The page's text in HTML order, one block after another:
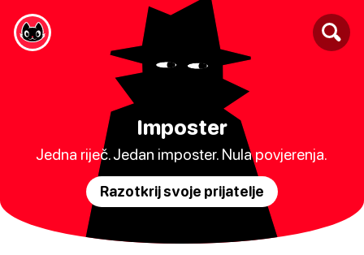
Imposter
Jedna riječ. Jedan imposter. Nula povjerenja.
Razotkrij svoje prijatelje